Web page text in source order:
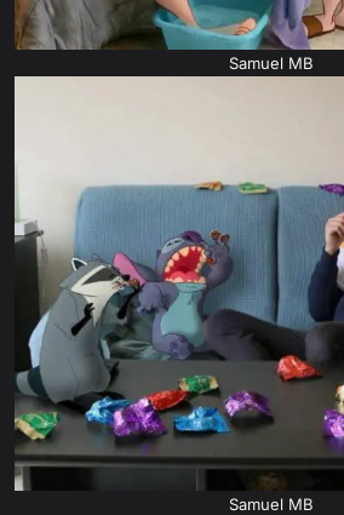
Samuel MB
Samuel MB